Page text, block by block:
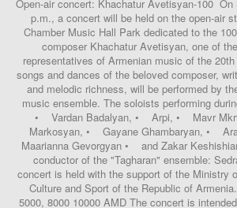
Open-air concert: Khachatur Avetisyan-100
p.m., a concert will be held on the open-air
Chamber Music Hall Park dedicated to the
composer Khachatur Avetisyan, one of
representatives of Armenian music of the
songs and dances of the beloved composer,
and melodic richness, will be performed by
music ensemble. The soloists performing
• Vardan Badalyan, • Arpi, • Mavr
Markosyan, • Gayane Ghambaryan, •
Maarianna Gevorgyan • and Zakar
conductor of the "Tagharan" ensemble:
concert is held with the support of the Ministry
Culture and Sport of the Republic of
5000, 8000 10000 AMD The concert is